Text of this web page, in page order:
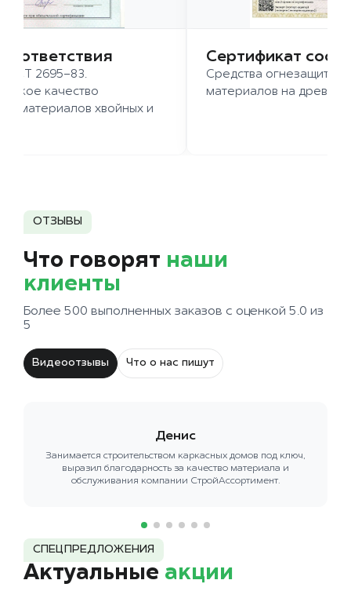
2695-83.
качество
хвойных и
Сертификат
Средства огнезащиты
материалов на
ОТЗЫВЫ
Что говорят наши
клиенты
Более 500 выполненных заказов с оценкой 5.0 из
5
Видеоотзывы Что о нас пишут
Денис
Занимается строительством каркасных домов под ключ,
выразил благодарность за качество материала и
обслуживания компании СтройАссортимент.
СПЕЦПРЕДЛОЖЕНИЯ
Актуальные акции